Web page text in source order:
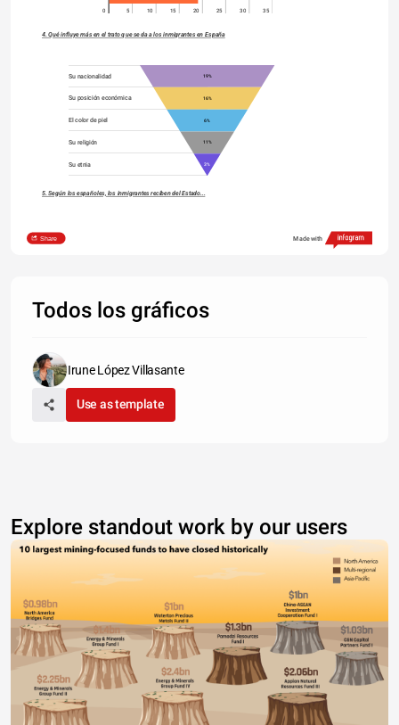
0 5 10 15 20 25 30 35
4. Qué influye más en el trato que se da a los inmigrantes en España
Su nacionalidad
Su posición económica
El color de piel
Su religión
Su etnia
19%
16%
6%
11%
3%
5. Según los españoles, los inmigrantes reciben del Estado...
Mucho más de lo que aportan Más de lo que aportan
6.Aportación de los inmigrantes al enriquecimiento de nuestra cultura
7.  Percepción de la inmigración en España
Negativa
Muy negativa positiva
3%
8. La imagen que transmiten los medios de comunicación sobre los inmigrantes
40
30
Share Made with
Todos los gráficos
Irune López Villasante
Use as template
Explore standout work by our users